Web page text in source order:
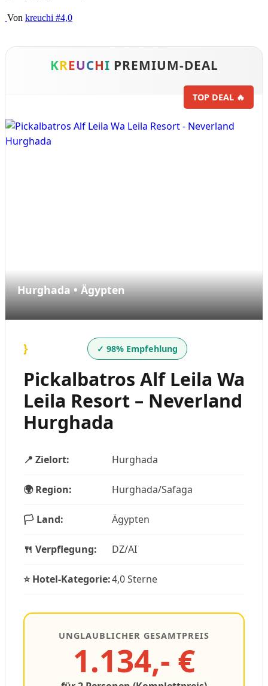
Von kreuchi #4,0
TOP DEAL 🔥
KREUCHI PREMIUM-DEAL
Hurghada • Ägypten
} ✓ 98% Empfehlung
Pickalbatros Alf Leila Wa
Leila Resort – Neverland
Hurghada
📍 Zielort: Hurghada
🌍 Region: Hurghada/Safaga
🏳️ Land: Ägypten
🍴 Verpflegung: DZ/AI
⭐ Hotel-Kategorie:4,0 Sterne
UNGLAUBLICHER GESAMTPREIS
1.134,- €